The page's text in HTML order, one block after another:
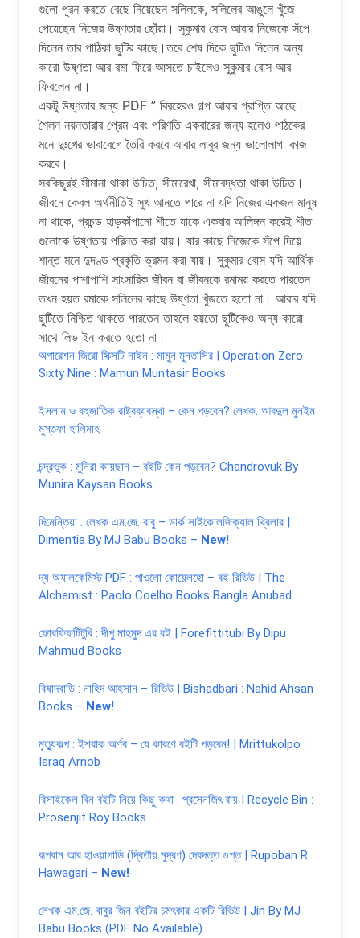
গুলো পূরন করতে বেছে নিয়েছেন সলিলকে, সলিলের আঙুলে খুঁজে
পেয়েছেন নিজের উষ্ণতার ছোঁয়া। সুকুমার বোস আবার নিজেকে সঁপে
দিলেন তার পাঠিকা ছুটির কাছে।তবে শেষ দিকে ছুটিও নিলেন অন্য
কারো উষ্ণতা আর রমা ফিরে আসতে চাইলেও সুকুমার বোস আর
ফিরলেন না।
একটু উষ্ণতার জন্য PDF ” বিরহেরও গল্প আবার প্রাপ্তি আছে।
শৈলন নয়নতারার প্রেম এবং পরিণতি একবারের জন্য হলেও পাঠকের
মনে দুঃখের ভাবাবেগে তৈরি করবে আবার লাবুর জন্য ভালোলাগা কাজ
করবে।
সবকিছুরই সীমানা থাকা উচিত, সীমারেখা, সীমাবদ্ধতা থাকা উচিত।
জীবনে কেবল অর্থনীতিই সুখ আনতে পারে না যদি নিজের একজন মানুষ
না থাকে, প্রচন্ড হাড়কাঁপানো শীতে যাকে একবার আলিঙ্গন করেই শীত
গুলোকে উষ্ণতায় পরিনত করা যায়। যার কাছে নিজেকে সঁপে দিয়ে
শান্ত মনে দুদণ্ড প্রকৃতি ভ্রমন করা যায়। সুকুমার বোস যদি আর্থিক
জীবনের পাশাপাশি সাংসারিক জীবন বা জীবনকে রমাময় করতে পারতেন
তখন হয়ত রমাকে সলিলের কাছে উষ্ণতা খুঁজতে হতো না। আবার যদি
ছুটিতে নিশ্চিত থাকতে পারতেন তাহলে হয়তো ছুটিকেও অন্য কারো
সাথে লিভ ইন করতে হতো না।
অপারেশন জিরো সিক্সটি নাইন : মামুন মুনতাসির | Operation Zero
Sixty Nine : Mamun Muntasir Books
ইসলাম ও বহুজাতিক রাষ্ট্রব্যবস্থা – কেন পড়বেন? লেখক: আবদুল মুনইম
মুস্তফা হালিমাহ
চন্দ্রভুক : মুনিরা কায়ছান – বইটি কেন পড়বেন? Chandrovuk By
Munira Kaysan Books
দিমেন্তিয়া : লেখক এম.জে. বাবু – ডার্ক সাইকোলজিক্যাল থ্রিলার |
Dimentia By MJ Babu Books – New!
দ্য অ্যালকেমিস্ট PDF : পাওলো কোয়েলহো – বই রিভিউ | The
Alchemist : Paolo Coelho Books Bangla Anubad
ফোরফিফটিটুবি : দীপু মাহমুদ এর বই | Forefittitubi By Dipu
Mahmud Books
বিষাদবাড়ি : নাহিদ আহসান – রিভিউ | Bishadbari : Nahid Ahsan
Books – New!
মৃত্যুকল্প : ইশরাক অর্ণব – যে কারণে বইটি পড়বেন! | Mrittukolpo :
Israq Arnob
রিসাইকেল বিন বইটি নিয়ে কিছু কথা : প্রসেনজিৎ রায় | Recycle Bin :
Prosenjit Roy Books
রূপবান আর হাওয়াগাড়ি (দ্বিতীয় মুদ্রণ) দেবদত্ত গুপ্ত | Rupoban R
Hawagari – New!
লেখক এম.জে. বাবুর জিন বইটির চমৎকার একটি রিভিউ | Jin By MJ
Babu Books (PDF No Available)